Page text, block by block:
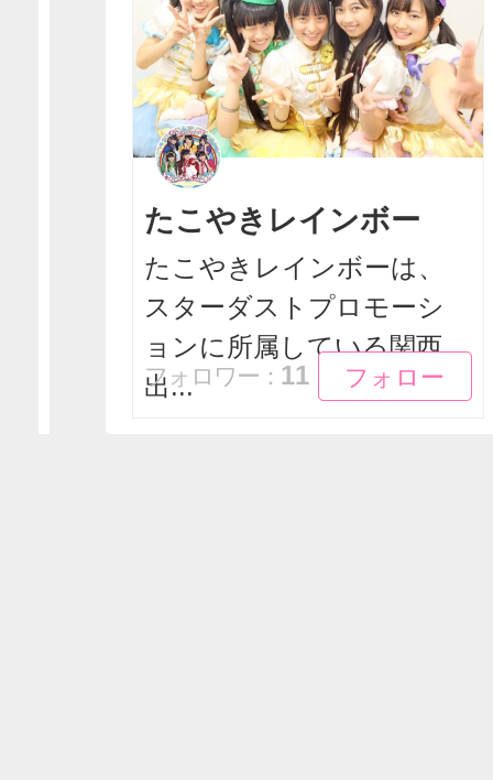
たこやきレインボー
たこやきレインボーは、
スターダストプロモーシ
ョンに所属している関西
出...
フォロー
フォロー
フォロワー： 11